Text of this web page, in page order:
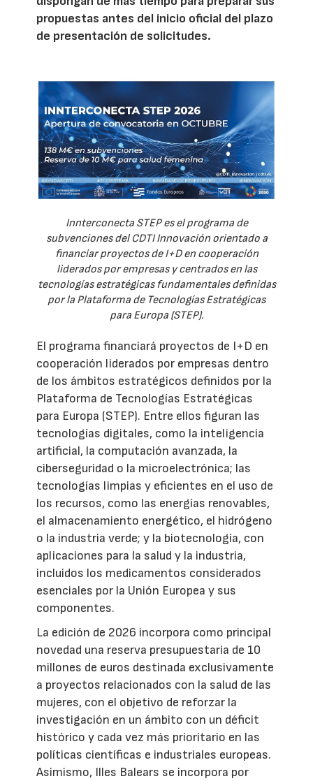
propuestas antes del inicio oficial del plazo
de presentación de solicitudes.
Innterconecta STEP es el programa de
subvenciones del CDTI Innovación orientado a
financiar proyectos de I+D en cooperación
liderados por empresas y centrados en las
tecnologías estratégicas fundamentales definidas
por la Plataforma de Tecnologías Estratégicas
para Europa (STEP).
El programa financiará proyectos de I+D en
cooperación liderados por empresas dentro
de los ámbitos estratégicos definidos por la
Plataforma de Tecnologías Estratégicas
para Europa (STEP). Entre ellos figuran las
tecnologías digitales, como la inteligencia
artificial, la computación avanzada, la
ciberseguridad o la microelectrónica; las
tecnologías limpias y eficientes en el uso de
los recursos, como las energías renovables,
el almacenamiento energético, el hidrógeno
o la industria verde; y la biotecnología, con
aplicaciones para la salud y la industria,
incluidos los medicamentos considerados
esenciales por la Unión Europea y sus
componentes.
La edición de 2026 incorpora como principal
novedad una reserva presupuestaria de 10
millones de euros destinada exclusivamente
a proyectos relacionados con la salud de las
mujeres, con el objetivo de reforzar la
investigación en un ámbito con un déficit
histórico y cada vez más prioritario en las
políticas científicas e industriales europeas.
Asimismo, Illes Balears se incorpora por